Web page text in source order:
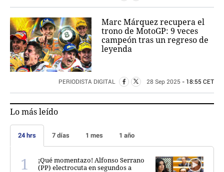
Marc Márquez recupera el
trono de MotoGP: 9 veces
campeón tras un regreso de
leyenda
PERIODISTA DIGITAL 28 Sep 2025 - 18:55 CET
Lo más leído
24 hrs 7 días 1 mes 1 año
¡Qué momentazo! Alfonso Serrano
(PP) electrocuta en segundos a